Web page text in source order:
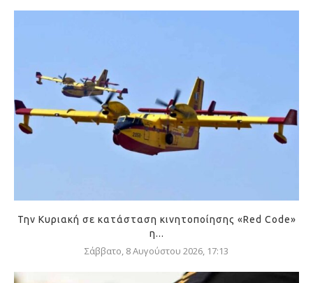
Την Κυριακή σε κατάσταση κινητοποίησης «Red Code»
η...
Σάββατο, 8 Αυγούστου 2026, 17:13